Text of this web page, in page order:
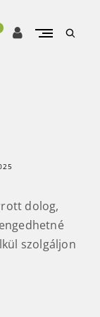
open
dolog,
szolgáljon